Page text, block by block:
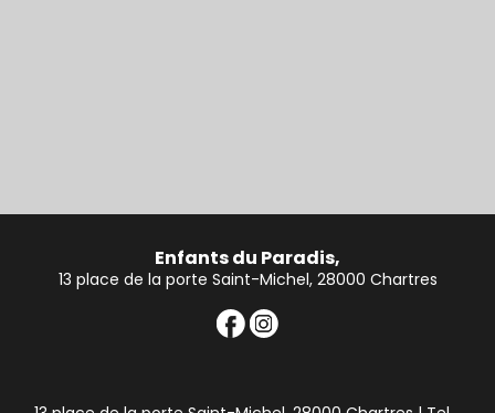
Enfants du Paradis,
13 place de la porte Saint-Michel, 28000 Chartres